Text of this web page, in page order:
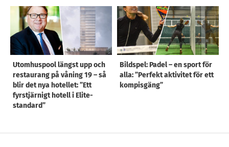
Utomhuspool längst upp och
restaurang på våning 19 – så
blir det nya hotellet: ”Ett
fyrstjärnigt hotell i Elite-
standard”
Bildspel: Padel – en sport för
alla: ”Perfekt aktivitet för ett
kompisgäng”